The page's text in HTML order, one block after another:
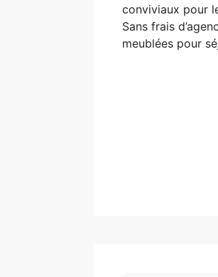
conviviaux pour
Sans frais
meublées pour